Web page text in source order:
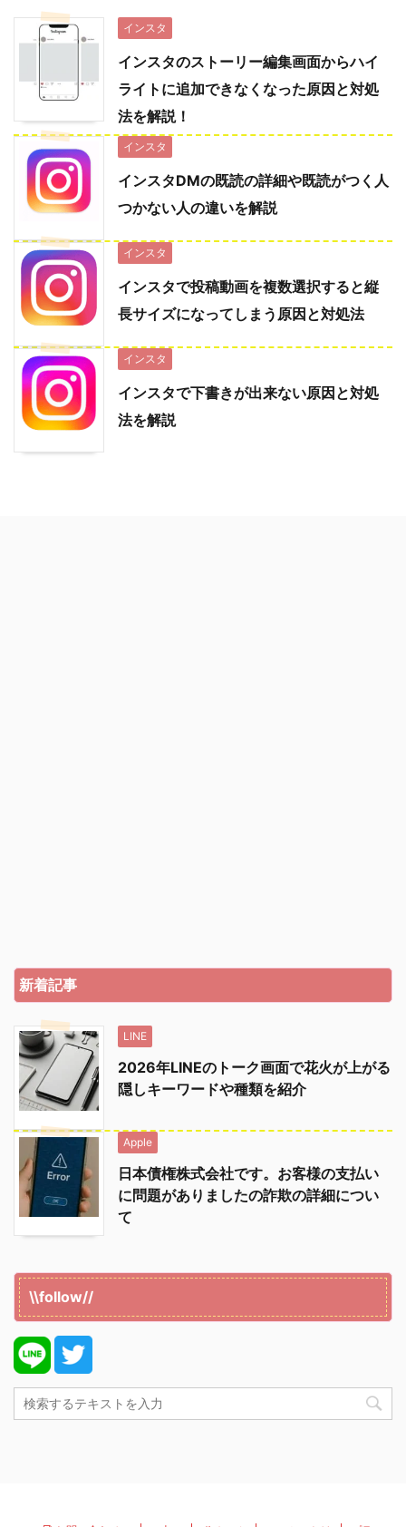
インスタ
インスタのストーリー編集画面からハイ
ライトに追加できなくなった原因と対処
法を解説！
インスタ
インスタDMの既読の詳細や既読がつく人
つかない人の違いを解説
インスタ
インスタで投稿動画を複数選択すると縦
長サイズになってしまう原因と対処法
インスタ
インスタで下書きが出来ない原因と対処
法を解説
新着記事
LINE
2026年LINEのトーク画面で花火が上がる
隠しキーワードや種類を紹介
Apple
日本債権株式会社です。お客様の支払い
に問題がありましたの詐欺の詳細につい
て
\\follow//